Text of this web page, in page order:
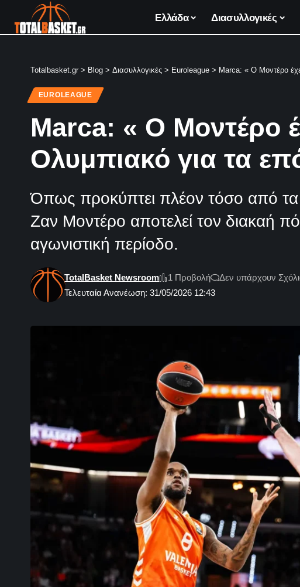
Ελλάδα Διασυλλογικές
Totalbasket.gr > Blog > Διασυλλογικές > Euroleague > Marca: « Ο Μοντέρο
EUROLEAGUE
Marca: « Ο Μοντέρο
Ολυμπιακό για τα
Όπως προκύπτει πλέον τόσο από τα
Ζαν Μοντέρο αποτελεί τον διακαή
αγωνιστική περίοδο.
Τελευταία Ανανέωση: 31/05/2026 12:43
TotalBasket Newsroom 1 Προβολή Δεν υπάρχουν